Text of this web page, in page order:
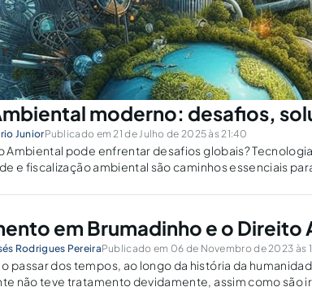
moderno: desafios,
JuniorPublicado em 21 de Julho de 2025 às 21:40
Ambiental pode enfrentar desafios globais?
em Brumadinho e o Direito
Rodrigues PereiraPublicado em 06 de Novembro de 2023 às
passar dos tempos, ao longo da história da
não teve tratamento devidamente, assim como são